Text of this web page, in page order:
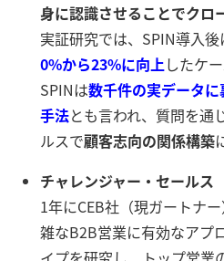
身に認識させることでクロ
実証研究では、SPIN導入
0%から23%に向上したケ
SPINは数千件の実データ
手法とも言われ、質問を通
ルスで顧客志向の関係構築
チャレンジャー・セールス
1年にCEB社（現ガートナ
雑なB2B営業に有効なアプ